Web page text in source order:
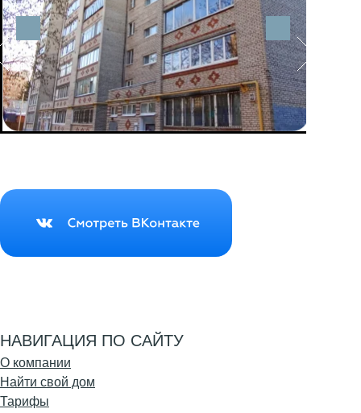
Посмотреть фотографии всех работ
НАВИГАЦИЯ ПО САЙТУ
О компании
Найти свой дом
Тарифы